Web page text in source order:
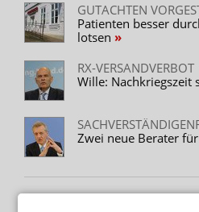
GUTACHTEN
Patienten besser
lotsen
RX-VERSANDVERBOT
Wille: Nachkriegszeit
Zwei neue Berater